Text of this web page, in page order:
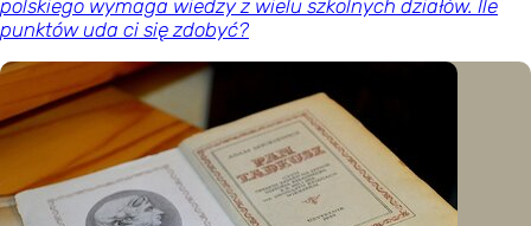
polskiego wymaga wiedzy z wielu szkolnych działów. Ile
punktów uda ci się zdobyć?